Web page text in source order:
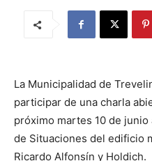
La Municipalidad de
participar de una charla
próximo martes 10 de junio
de Situaciones del edificio
Ricardo Alfonsín y Holdich.